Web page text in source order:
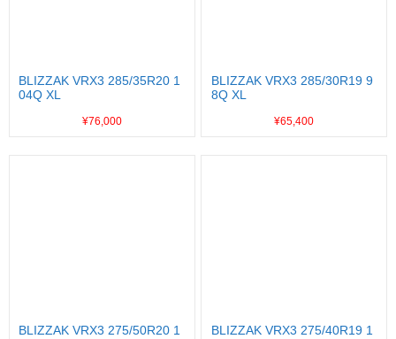
BLIZZAK VRX3 285/35R20 1
04Q XL
¥76,000
BLIZZAK VRX3 285/30R19 9
8Q XL
¥65,400
BLIZZAK VRX3 275/50R20 1
BLIZZAK VRX3 275/40R19 1